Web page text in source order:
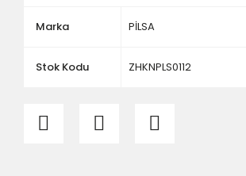
Marka PİLSA
Stok Kodu ZHKNPLS0112